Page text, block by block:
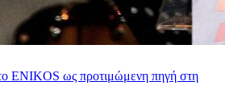
ENIKOS ως προτιμώμενη πηγή στη